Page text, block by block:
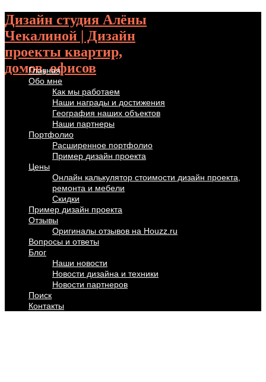
Дизайн студия Алёны
Чекалиной | Дизайн
проекты квартир,
домов, офисов
Главная
Обо мне
Как мы работаем
Наши награды и достижения
География наших объектов
Наши партнеры
Портфолио
Расширенное портфолио
Пример дизайн проекта
Цены
Онлайн калькулятор стоимости дизайн проекта,
ремонта и мебели
Скидки
Пример дизайн проекта
Отзывы
Оригиналы отзывов на Houzz.ru
Вопросы и ответы
Блог
Наши новости
Новости дизайна и техники
Новости партнеров
Поиск
Контакты